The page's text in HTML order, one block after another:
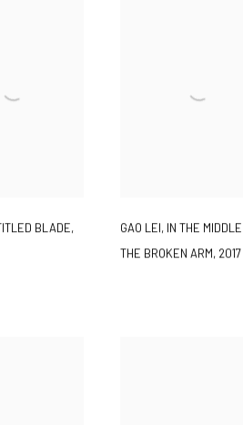
BLADE,
GAO LEI, IN THE
THE BROKEN ARM, 2017